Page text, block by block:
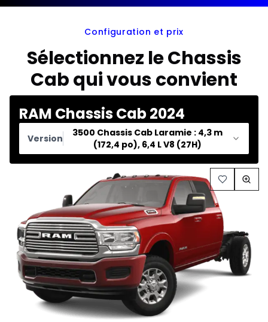
Configuration et prix
Sélectionnez le Chassis
Cab qui vous convient
RAM Chassis Cab 2024
Version
3500 Chassis Cab Laramie : 4,3 m
(172,4 po), 6,4 L V8 (27H)